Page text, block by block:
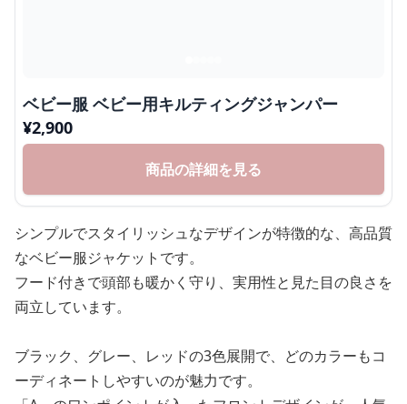
ベビー服 ベビー用キルティングジャンパー
¥2,900
商品の詳細を見る
シンプルでスタイリッシュなデザインが特徴的な、高品質
なベビー服ジャケットです。
フード付きで頭部も暖かく守り、実用性と見た目の良さを
両立しています。
ブラック、グレー、レッドの3色展開で、どのカラーもコ
ーディネートしやすいのが魅力です。